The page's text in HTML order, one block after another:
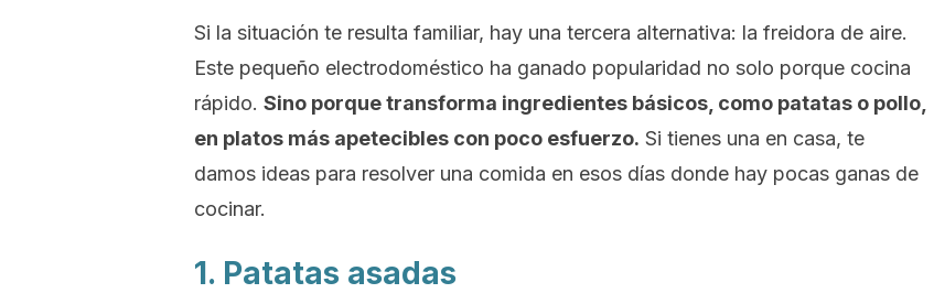
Si la situación te resulta familiar, hay una tercera alternativa: la freidora de aire.
Este pequeño electrodoméstico ha ganado popularidad no solo porque cocina
rápido. Sino porque transforma ingredientes básicos, como patatas o pollo,
en platos más apetecibles con poco esfuerzo. Si tienes una en casa, te
damos ideas para resolver una comida en esos días donde hay pocas ganas de
cocinar.
1. Patatas asadas